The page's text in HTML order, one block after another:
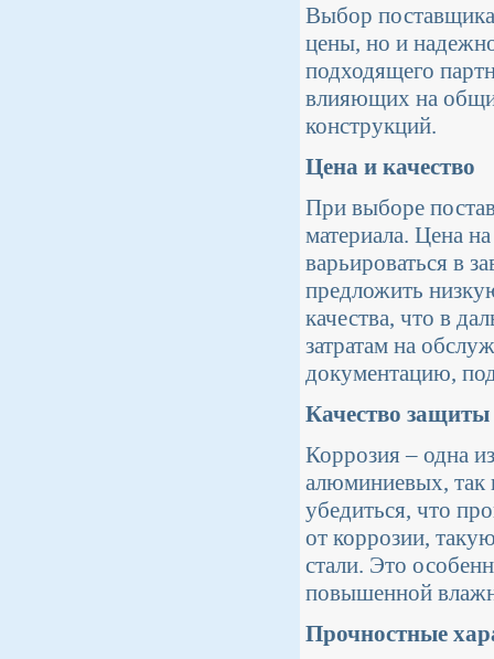
Выбор поставщика
цены, но и
подходящего
влияющих на
конструкций.
Цена и качество
При выборе
материала. Цена
варьироваться в
предложить
качества, что в
затратам на
документацию,
Качество защиты
Коррозия – одна
алюминиевых, так
убедиться, что
от коррозии,
стали. Это
повышенной
Прочностные